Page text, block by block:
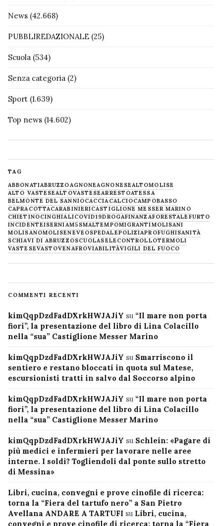
News (42.668)
PUBBLIREDAZIONALE (25)
Scuola (534)
Senza categoria (2)
Sport (1.639)
Top news (14.602)
TAG
ABBONATIABRUZZOAGNONEAGNONESEALTOMOLISE
ALTO VASTESEALTOVASTESEARRESTOATESSA
BELMONTE DEL SANNIOCACCIACALCIOCAMPOBASSO
CAPRACOTTACARABINIERICASTIGLIONE MESSER MARINO
CHIETINOCINGHIALICOVID19DROGAFINANZAFORESTALE FURTO
INCIDENTEISERNIAM5SMALTEMPOMIGRANTIMOLISANI
MOLISANOMOLISENEVE OSPEDALEPOLIZIAPROFUGHISANITÀ
SCHIAVI DI ABRUZZOSCUOLASELECONTROLLOTERMOLI
VASTESEVASTOVENAFROVIABILITÀVIGILI DEL FUOCO
COMMENTI RECENTI
kimQqpDzdFadDXrkHWJAJiY su “Il mare non porta
fiori”, la presentazione del libro di Lina Colacillo
nella “sua” Castiglione Messer Marino
kimQqpDzdFadDXrkHWJAJiY su Smarriscono il
sentiero e restano bloccati in quota sul Matese,
escursionisti tratti in salvo dal Soccorso alpino
kimQqpDzdFadDXrkHWJAJiY su “Il mare non porta
fiori”, la presentazione del libro di Lina Colacillo
nella “sua” Castiglione Messer Marino
kimQqpDzdFadDXrkHWJAJiY su Schlein: «Pagare di
più medici e infermieri per lavorare nelle aree
interne. I soldi? Togliendoli dal ponte sullo stretto
di Messina»
Libri, cucina, convegni e prove cinofile di ricerca:
torna la “Fiera del tartufo nero” a San Pietro
Avellana ANDARE A TARTUFI su Libri, cucina,
convegni e prove cinofile di ricerca: torna la “Fiera